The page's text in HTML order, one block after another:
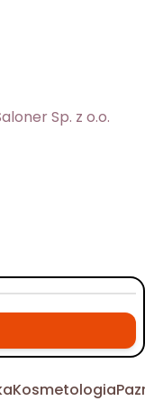
Sp. z o.o.
Kosmetologia